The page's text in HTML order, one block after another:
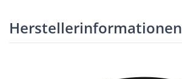
Herstellerinformationen